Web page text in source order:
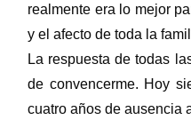
realmente era lo mejor
y el afecto de toda la
La respuesta de todas
de convencerme. Hoy
cuatro años de ausencia